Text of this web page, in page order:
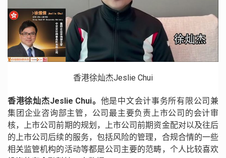
香港徐灿杰Jeslie Chui
香港徐灿杰Jeslie Chui。 他是中文会计事务所有限公司兼
集团企业咨询部主管，公司最主要负责上市公司的会计审
核，上市公司前期的规划，上市公司前期资金配对以及往后
的上市公司后续的服务，包括风险的管理，合规合情的一些
相关监管机构的活动等都是公司主要的范畴，个人比较喜欢